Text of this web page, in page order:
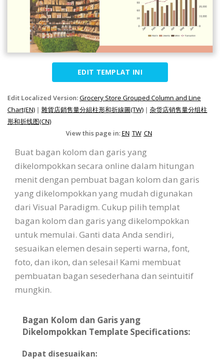
EDIT TEMPLAT INI
Edit Localized Version:Grocery Store Grouped Column and Line
Chart(EN) | 雜貨店銷售量分組柱形和折線圖(TW) | 杂货店销售量分组柱
形和折线图(CN)
View this page in:EN TW CN
Buat bagan kolom dan garis yang
dikelompokkan secara online dalam hitungan
menit dengan pembuat bagan kolom dan garis
yang dikelompokkan yang mudah digunakan
dari Visual Paradigm. Cukup pilih templat
bagan kolom dan garis yang dikelompokkan
untuk memulai. Ganti data Anda sendiri,
sesuaikan elemen desain seperti warna, font,
foto, dan ikon, dan selesai! Kami membuat
pembuatan bagan sesederhana dan seintuitif
mungkin.
Bagan Kolom dan Garis yang
Dikelompokkan Template Specifications:
Dapat disesuaikan: